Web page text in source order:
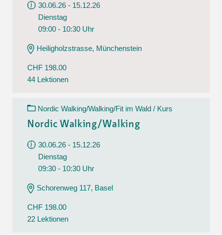
30.06.26 - 15.12.26
Dienstag
09:00 - 10:30 Uhr
Heiligholzstrasse, Münchenstein
CHF 198.00
44 Lektionen
Nordic Walking/Walking/Fit im Wald / Kurs
Nordic Walking/Walking
30.06.26 - 15.12.26
Dienstag
09:30 - 10:30 Uhr
Schorenweg 117, Basel
CHF 198.00
22 Lektionen